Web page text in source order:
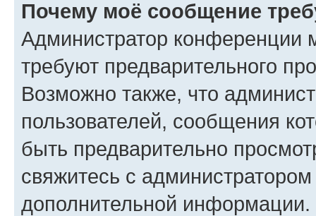
Почему моё сообщение
Администратор конференции
требуют предварительного
Возможно также, что
пользователей, сообщения
быть предварительно
свяжитесь с
дополнительной информации.